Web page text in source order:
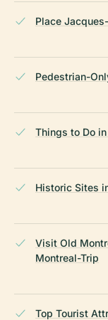
Place
Pedestrian-
Things to Do
Historic Sites
Visit Old
Montreal-Trip
Top Tourist